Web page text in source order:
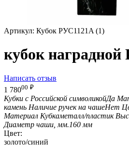
Артикул: Кубок РУС1121A (1)
кубок наградной
Написать отзыв
1 78000 ₽
Кубки с Российской символикойДа
камень Наличие ручек на чашеНет
Материал Кубкаметалл/пластик
Диаметр чаши, мм.160 мм
Цвет:
золото/синий